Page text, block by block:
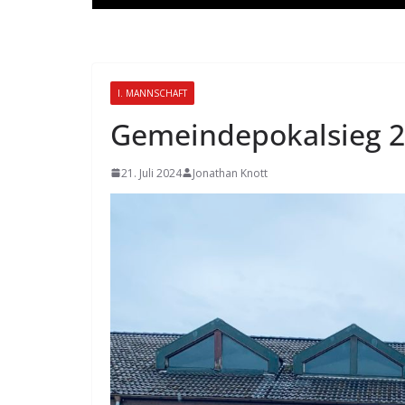
I. MANNSCHAFT
Gemeindepokalsieg
21. Juli 2024 Jonathan Knott